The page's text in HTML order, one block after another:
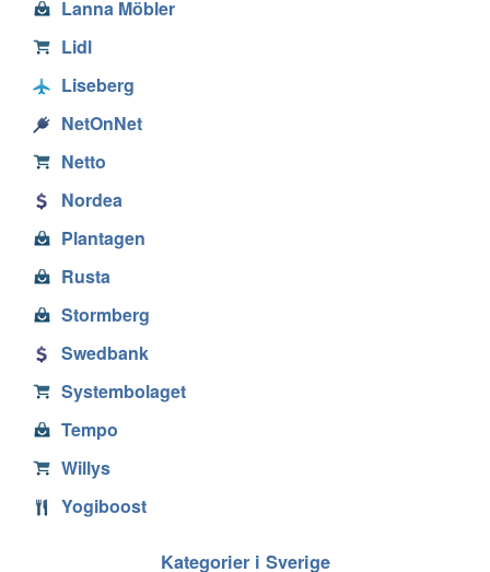
Lanna Möbler
Lidl
Liseberg
NetOnNet
Netto
Nordea
Plantagen
Rusta
Stormberg
Swedbank
Systembolaget
Tempo
Willys
Yogiboost
Kategorier i Sverige